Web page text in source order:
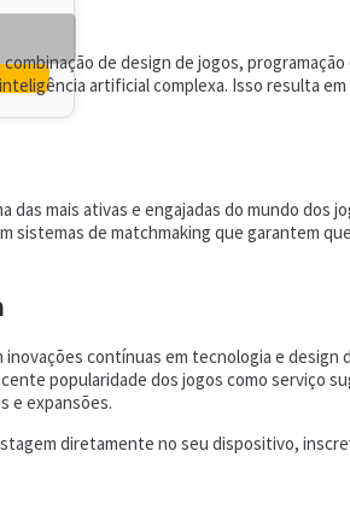
de design de jogos,
artificial complexa. Isso resulta
mais ativas e engajadas do mundo dos
de matchmaking que garantem
contínuas em tecnologia e
popularidade dos jogos como
e expansões.
diretamente no seu dispositivo,